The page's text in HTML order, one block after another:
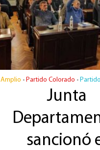
• Partido Colorado •
Junta
sancionó